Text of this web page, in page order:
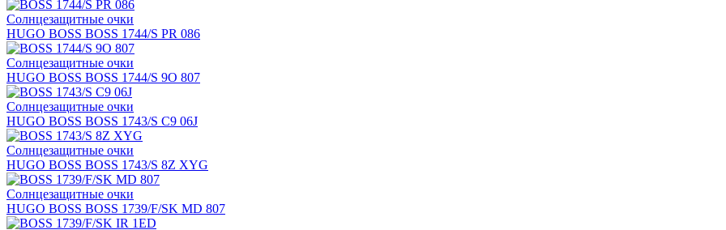
Солнцезащитные очки
HUGO BOSS BOSS 1744/S PR 086
Солнцезащитные очки
HUGO BOSS BOSS 1744/S 9O 807
Солнцезащитные очки
HUGO BOSS BOSS 1743/S C9 06J
Солнцезащитные очки
HUGO BOSS BOSS 1743/S 8Z XYG
Солнцезащитные очки
HUGO BOSS BOSS 1739/F/SK MD 807